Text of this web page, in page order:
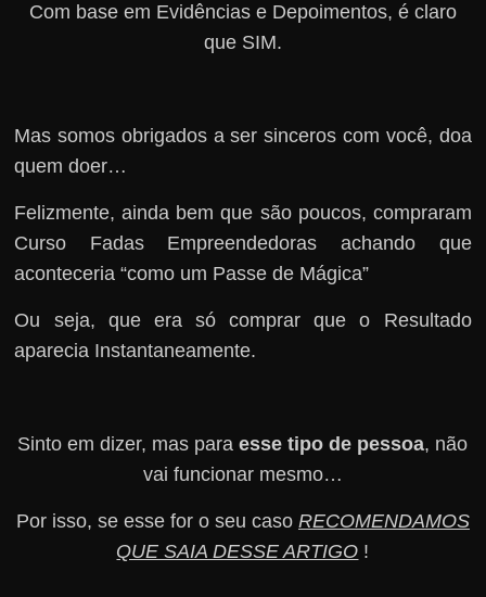
Com base em Evidências e Depoimentos, é claro
que SIM.
Mas somos obrigados a ser sinceros com você, doa
quem doer…
Felizmente, ainda bem que são poucos, compraram
Curso Fadas Empreendedoras achando que
aconteceria “como um Passe de Mágica”
Ou seja, que era só comprar que o Resultado
aparecia Instantaneamente.
Sinto em dizer, mas paraesse tipo de pessoa, não
vai funcionar mesmo…
Por isso, se esse for o seu caso RECOMENDAMOS
QUE SAIA DESSE ARTIGO !